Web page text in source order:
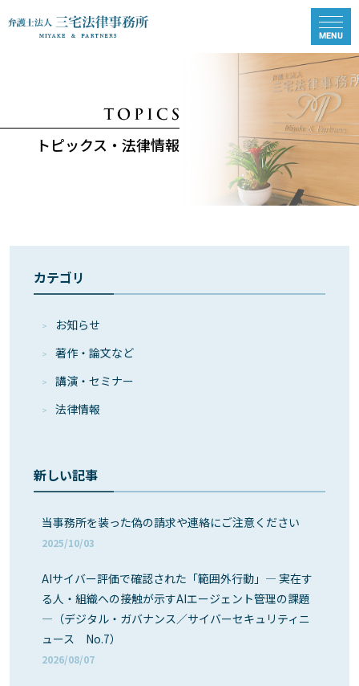
トピックス・法律情報
カテゴリ
お知らせ
著作・論⽂など
講演・セミナー
法律情報
新しい記事
当事務所を装った偽の請求や連絡にご注意ください
2025/10/03
AIサイバー評価で確認された「範囲外行動」― 実在す
る人・組織への接触が示すAIエージェント管理の課題
―（デジタル・ガバナンス／サイバーセキュリティニ
ュース No.7）
2026/08/07